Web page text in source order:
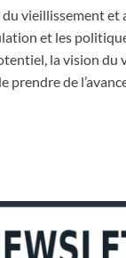
du vieillissement
et les
la vision du
prendre de